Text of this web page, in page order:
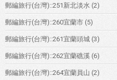
郵編旅行(台灣)::251新北淡水 (2)
郵編旅行(台灣)::260宜蘭市 (5)
郵編旅行(台灣)::261宜蘭頭城 (3)
郵編旅行(台灣)::262宜蘭礁溪 (6)
郵編旅行(台灣)::264宜蘭員山 (2)